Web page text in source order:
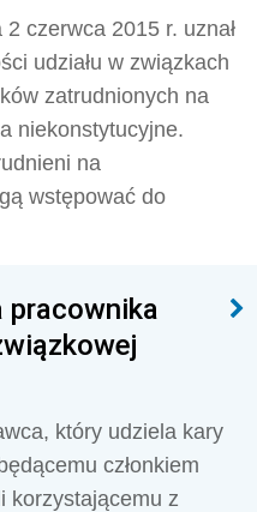
czerwca 2015 r. uznał
udziału w związkach
zatrudnionych na
niekonstytucyjne.
na
wstępować do
pracownika
który udziela kary
członkiem
korzystającemu z